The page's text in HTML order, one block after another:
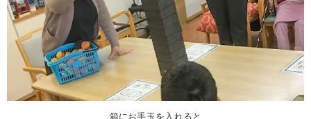
箱にお手玉を入れると